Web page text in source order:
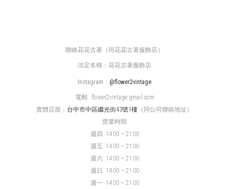
聯絡花花古著（同花花古著服飾店）
法定名稱：花花古著服飾店
Instagram： @flower2vintage
電郵 : flower2vintage.gmail.com
實體店面： 台中市中區繼光街43號1樓 （同公司聯絡地址）
營業時間
週四
14:00 ~ 21:00
週五 14:00 ~ 21:00
週六 14:00 ~ 21:00
週日 14:00 ~ 21:00
週一 14:00 ~ 21:00